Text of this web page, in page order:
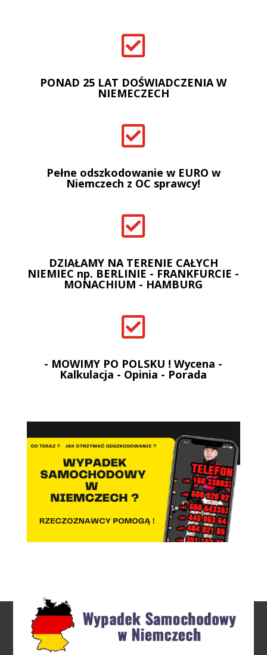

PONAD 25 LAT DOŚWIADCZENIA W
NIEMECZECH

Pełne odszkodowanie w EURO w
Niemczech z OC sprawcy!

DZIAŁAMY NA TERENIE CAŁYCH
NIEMIEC np. BERLINIE - FRANKFURCIE -
MONACHIUM - HAMBURG

- MOWIMY PO POLSKU ! Wycena -
Kalkulacja - Opinia - Porada